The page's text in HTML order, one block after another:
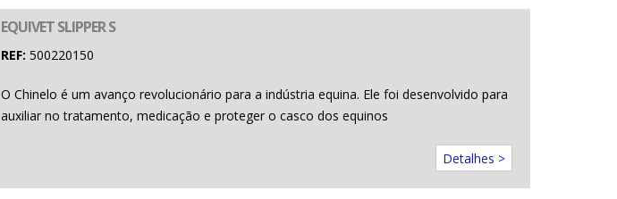
EQUIVET SLIPPER S
REF: 500220150
O Chinelo é um avanço revolucionário para a indústria equina. Ele foi desenvolvido para
auxiliar no tratamento, medicação e proteger o casco dos equinos
Detalhes >